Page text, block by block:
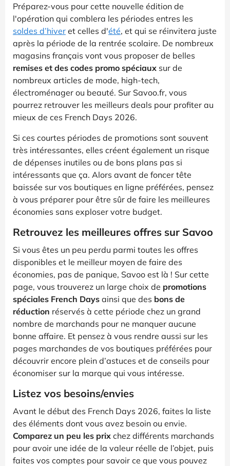
Préparez-vous pour cette nouvelle édition de
l'opération qui comblera les périodes entres les
soldes d’hiver et celles d'été, et qui se réinvitera juste
après la période de la rentrée scolaire. De nombreux
magasins français vont vous proposer de belles
remises et des codes promo spéciaux sur de
nombreux articles de mode, high-tech,
électroménager ou beauté. Sur Savoo.fr, vous
pourrez retrouver les meilleurs deals pour profiter au
mieux de ces French Days 2026.
Si ces courtes périodes de promotions sont souvent
très intéressantes, elles créent également un risque
de dépenses inutiles ou de bons plans pas si
intéressants que ça. Alors avant de foncer tête
baissée sur vos boutiques en ligne préférées, pensez
à vous préparer pour être sûr de faire les meilleures
économies sans exploser votre budget.
Retrouvez les meilleures offres sur Savoo
Si vous êtes un peu perdu parmi toutes les offres
disponibles et le meilleur moyen de faire des
économies, pas de panique, Savoo est là ! Sur cette
page, vous trouverez un large choix de promotions
spéciales French Days ainsi que des bons de
réduction réservés à cette période chez un grand
nombre de marchands pour ne manquer aucune
bonne affaire. Et pensez à vous rendre aussi sur les
pages marchandes de vos boutiques préférées pour
découvrir encore plein d’astuces et de conseils pour
économiser sur la marque qui vous intéresse.
Listez vos besoins/envies
Avant le début des French Days 2026, faites la liste
des éléments dont vous avez besoin ou envie.
Comparez un peu les prix chez différents marchands
pour avoir une idée de la valeur réelle de l’objet, puis
faites vos comptes pour savoir ce que vous pouvez